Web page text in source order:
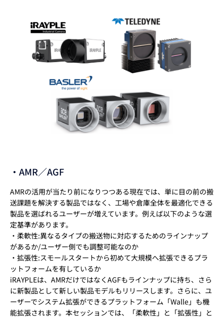
・AMR／AGF
AMRの活用が当たり前になりつつある現在では、単に目の前の搬
送課題を解決する製品ではなく、工場や倉庫全体を最適化できる
製品を選ばれるユーザーが増えています。例えば以下のような選
定基準があります。
・柔軟性:異なるタイプの搬送物に対応するためのラインナップ
があるか/ユーザー側でも調整可能なのか
・拡張性:スモールスタートから初めて大規模へ拡張できるプラ
ットフォームを有しているか
iRAYPLEは、AMRだけではなくAGFもラインナップに持ち、さら
に新製品として新しい製品モデルもリリースします。さらに、ユ
ーザーでシステム拡張ができるプラットフォーム「Walle」も機
能拡張されます。本セッションでは、「柔軟性」と「拡張性」と